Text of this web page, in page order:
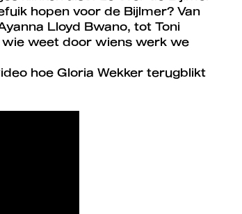
hopen voor de Bijlmer? Van
Lloyd Bwano, tot Toni
weet door wiens werk we
hoe Gloria Wekker terugblikt